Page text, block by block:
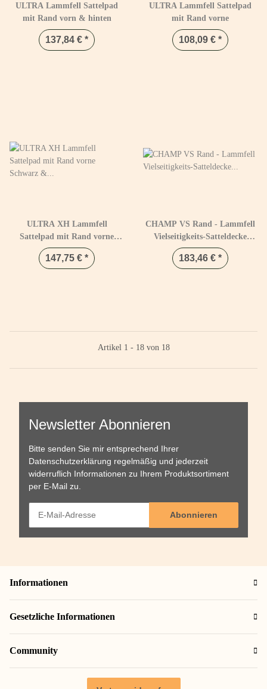
ULTRA Lammfell Sattelpad
mit Rand vorn & hinten
137,84 € *
ULTRA Lammfell Sattelpad
mit Rand vorne
108,09 € *
ULTRA XH Lammfell
Sattelpad mit Rand vorne
Schwarz & Natur
147,75 € *
CHAMP VS Rand - Lammfell
Vielseitigkeits-Satteldecke
Warmblut Schwarz & Natur
183,46 € *
Artikel 1 - 18 von 18
Newsletter Abonnieren
Bitte senden Sie mir entsprechend Ihrer
Datenschutzerklärung regelmäßig und jederzeit
widerruflich Informationen zu Ihrem Produktsortiment
per E-Mail zu.
Abonnieren
Informationen
Gesetzliche Informationen
Community